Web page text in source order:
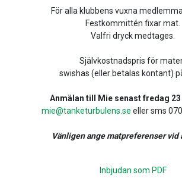
För alla klubbens vuxna
Festkommittén fixar mat.
Valfri dryck medtages.
Självkostnadspris för
swishas (eller betalas kontant)
Anmälan till Mie senast fredag
mie@tanketurbulens.se eller sms
Vänligen ange matpreferenser vid
Inbjudan som PDF